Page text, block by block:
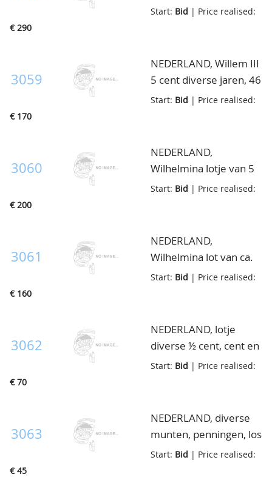
rijksdaalders(52x), in
Start: Bid | Price realised:
€ 290
3059
NEDERLAND, Willem III
5 cent diverse jaren, 46
stuks, in klein doosje
Start: Bid | Price realised:
€ 170
3060
NEDERLAND,
Wilhelmina lotje van 5
cent 1907-1909, ca.30
Start: Bid | Price realised:
€ 200
3061
NEDERLAND,
Wilhelmina lot van ca.
109 halve guldens, in
Start: Bid | Price realised:
€ 160
3062
NEDERLAND, lotje
diverse ½ cent, cent en
10 cent etc., in totaal
Start: Bid | Price realised:
€ 70
3063
NEDERLAND, diverse
munten, penningen, los
en enkele cassettes, in
Start: Bid | Price realised:
€ 45